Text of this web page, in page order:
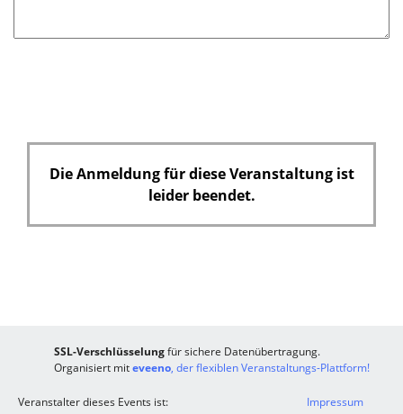
Die Anmeldung für diese Veranstaltung ist
leider beendet.
SSL-Verschlüsselungfür sichere Datenübertragung.
Organisiert miteveeno, der flexiblen Veranstaltungs-Plattform!
Veranstalter dieses Events ist:
Impressum